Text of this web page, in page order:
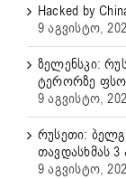
Hacked by
9 აგვისტო,
ზელენსკი:
ტერორზე
9 აგვისტო,
რუსეთი:
თავდასხმას
9 აგვისტო,